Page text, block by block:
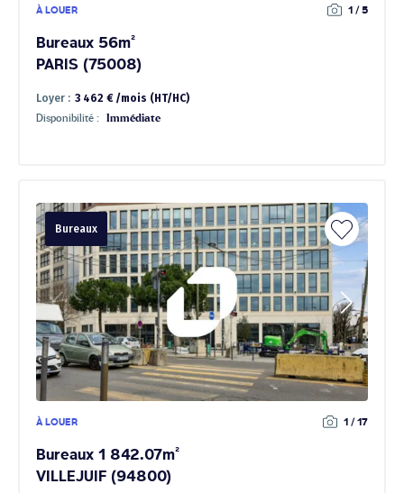
À LOUER 1 / 5
Bureaux 56m²
PARIS (75008)
Loyer : 3 462 € /mois (HT/HC)
Disponibilité : Immédiate
Bureaux
À LOUER 1 / 17
Bureaux 1 842.07m²
VILLEJUIF (94800)